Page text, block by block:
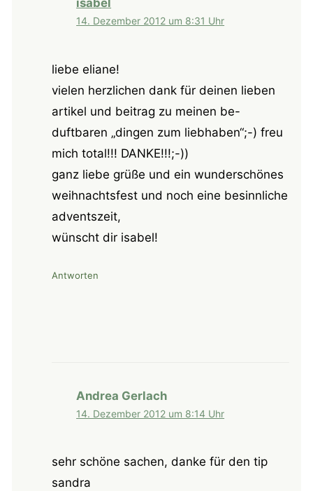
14. Dezember 2012 um 8:31 Uhr
liebe eliane!
vielen herzlichen dank für deinen lieben
artikel und beitrag zu meinen be-
duftbaren „dingen zum liebhaben“;-) freu
mich total!!! DANKE!!!;-))
ganz liebe grüße und ein wunderschönes
weihnachtsfest und noch eine besinnliche
adventszeit,
wünscht dir isabel!
Antworten
Andrea Gerlach
14. Dezember 2012 um 8:14 Uhr
sehr schöne sachen, danke für den tip
sandra